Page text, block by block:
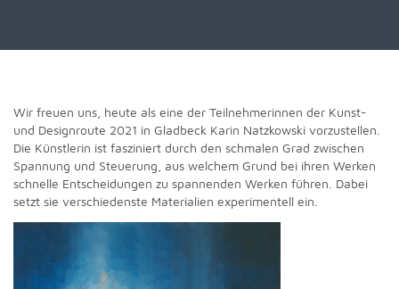
Wir freuen uns, heute als eine der Teilnehmerinnen der Kunst-
und Designroute 2021 in Gladbeck Karin Natzkowski vorzustellen.
Die Künstlerin ist fasziniert durch den schmalen Grad zwischen
Spannung und Steuerung, aus welchem Grund bei ihren Werken
schnelle Entscheidungen zu spannenden Werken führen. Dabei
setzt sie verschiedenste Materialien experimentell ein.